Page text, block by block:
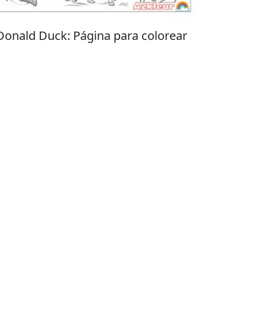
Stitch: Página para colorear